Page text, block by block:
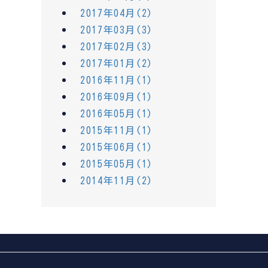
2017年04月(2)
2017年03月(3)
2017年02月(3)
2017年01月(2)
2016年11月(1)
2016年09月(1)
2016年05月(1)
2015年11月(1)
2015年06月(1)
2015年05月(1)
2014年11月(2)